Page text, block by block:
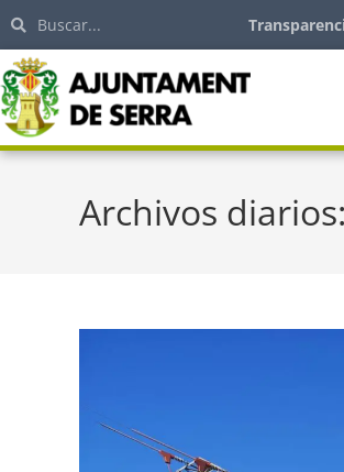
Archivos